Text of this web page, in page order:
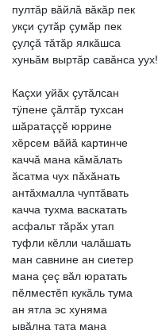
пултăр вăйлă вăкăр пек
укçи çутăр çумăр пек
çулçă тăтăр ялкăшса
хуньăм выртăр савăнса уух!
Каçхи уйăх çутăлсан
тÿпене çăлтăр тухсан
шăратаççĕ юррине
хĕрсем вăйă картинче
каччă мана кăмăлать
ăсатма чух пăхăнать
антăхмалла чуптăвать
качча тухма васкатать
асфальт тăрăх утап
туфли кĕлли чалăшать
ман савнине ан сиетер
мана çеç вăл юратать
пĕлместĕп кукăль тума
ан ятла эс хуняма
ывăлна тата мана